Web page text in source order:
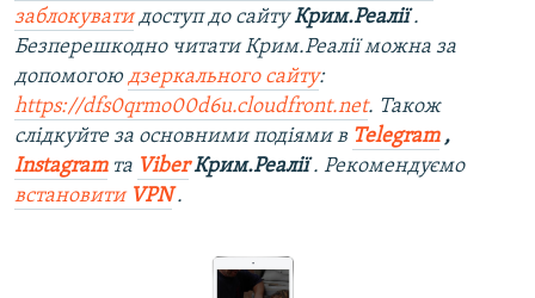
заблокуватидоступ до сайтуКрим.Реалії.
Безперешкодно читати Крим.Реалії можна за
допомогою дзеркального сайту:
https://dfs0qrmo00d6u.cloudfront.net. Також
слідкуйте за основними подіями в Telegram,
Instagramта ViberКрим.Реалії. Рекомендуємо
встановити VPN.